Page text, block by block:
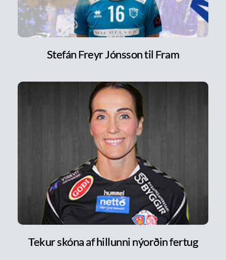
Stefán Freyr Jónsson til Fram
Tekur skóna af hillunni nýorðin fertug